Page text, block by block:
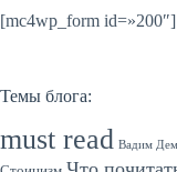
[mc4wp_form id=»200″]
Темы блога:
must read Вадим